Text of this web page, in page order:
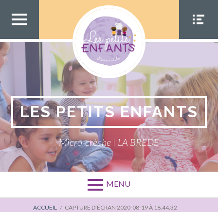
contenu
MEN
U TOP
MEN
L
LES PETITS ENFANTS
Micro-crèche | LA BREDE
MENU
ACCUEIL CAPTURE D’ÉCRAN 2020-08-19 À 16.44.32